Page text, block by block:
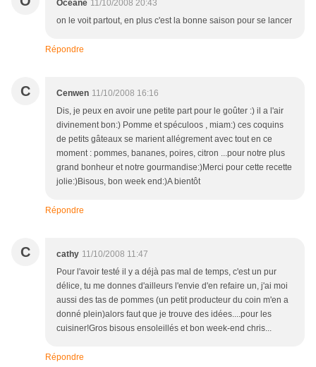
Océane 11/10/2008 20:43
on le voit partout, en plus c'est la bonne saison pour se lancer
Répondre
C Cenwen 11/10/2008 16:16
Dis, je peux en avoir une petite part pour le goûter :) il a l'air
divinement bon:) Pomme et spéculoos , miam:) ces coquins
de petits gâteaux se marient allégrement avec tout en ce
moment : pommes, bananes, poires, citron ...pour notre plus
grand bonheur et notre gourmandise:)Merci pour cette recette
jolie:)Bisous, bon week end:)A bientôt
Répondre
C cathy 11/10/2008 11:47
Pour l'avoir testé il y a déjà pas mal de temps, c'est un pur
délice, tu me donnes d'ailleurs l'envie d'en refaire un, j'ai moi
aussi des tas de pommes (un petit producteur du coin m'en a
donné plein)alors faut que je trouve des idées....pour les
cuisiner!Gros bisous ensoleillés et bon week-end chris...
Répondre